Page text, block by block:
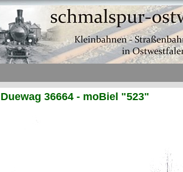
Duewag 36664 - moBiel "523"